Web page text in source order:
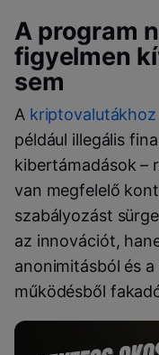
A program
figyelmen
sem
A kriptovalutákhoz
például illegális
kibertámadások –
van megfelelő
szabályozást
az innovációt,
anonimitásból és
működésből